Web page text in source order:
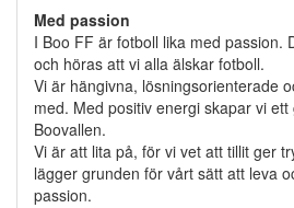
Med passion
I Boo FF är fotboll lika med passion.
och höras att vi alla älskar fotboll.
Vi är hängivna, lösningsorienterade
med. Med positiv energi skapar vi
Boovallen.
Vi är att lita på, för vi vet att tillit ger
lägger grunden för vårt sätt att leva
passion.